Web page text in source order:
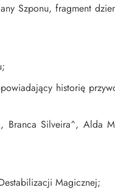
Szponu, fragment
historię
Silveira^, Alda
Magicznej;